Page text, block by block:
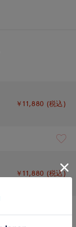
￥11,880 (税込)
￥11,880 (税込)